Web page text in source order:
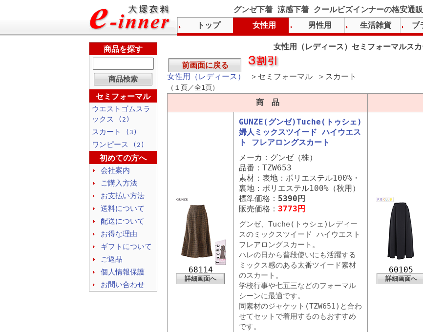
グンゼ下着 涼感下着 クールビズインナーの格安通販
女性用（レディース）セミフォーマルス
前画面に戻る
女性用（レディース）
＞セミフォーマル ＞スカート
（１頁／全1頁）
商 品
68114
詳細画面へ
GUNZE(グンゼ)Tuche(トゥシェ)
婦人ミックスツイード ハイウエス
ト フレアロングスカート
メーカ：グンゼ（株）
品番：TZW653
素材：表地：ポリエステル100%・
裏地：ポリエステル100%（秋用）
標準価格： 5390円
販売価格： 3773円
グンゼ、Tuche(トゥシェ)レディー
スのミックスツイード ハイウエスト
フレアロングスカート。
ハレの日から普段使いにも活躍する
ミックス感のある太番ツイード素材
のスカート。
学校行事や七五三などのフォーマル
シーンに最適です。
同素材のジャケット(TZW651)と合わ
せてセットで着用するのもおすすめ
です。
60105
詳細画面へ
商品を探す
セミフォーマル
ウエストゴムスラ
ックス
(2)
スカート (3)
ワンピース (2)
初めての方へ
会社案内
ご購入方法
お支払い方法
送料について
配送について
お得な理由
ギフトについて
ご返品
個人情報保護
お問い合わせ
トップ 女性用 男性用 生活雑貨 ブ